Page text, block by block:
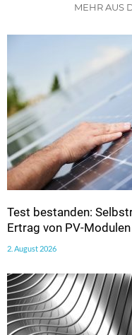
MEHR AUS
Test bestanden:
Ertrag von PV-
2. August 2026